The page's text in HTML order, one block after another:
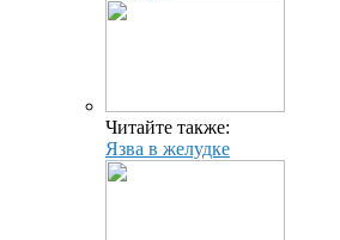
Читайте также:
Язва в желудке